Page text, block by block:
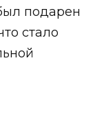
подарен
стало